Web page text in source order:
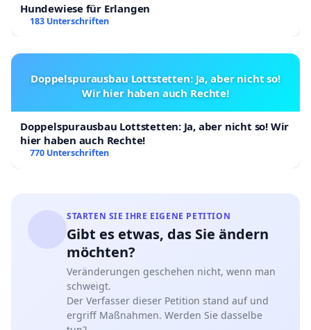
Hundewiese für Erlangen
183 Unterschriften
Doppelspurausbau Lottstetten: Ja, aber nicht so!
Wir hier haben auch Rechte!
Doppelspurausbau Lottstetten: Ja, aber nicht so! Wir
hier haben auch Rechte!
770 Unterschriften
STARTEN SIE IHRE EIGENE PETITION
Gibt es etwas, das Sie ändern
möchten?
Veränderungen geschehen nicht, wenn man
schweigt.
Der Verfasser dieser Petition stand auf und
ergriff Maßnahmen. Werden Sie dasselbe